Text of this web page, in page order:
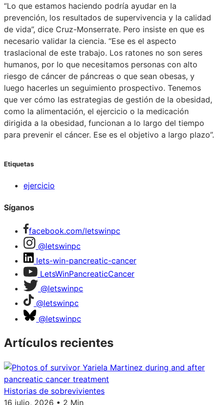
“Lo que estamos haciendo podría ayudar en la
prevención, los resultados de supervivencia y la calidad
de vida”, dice Cruz-Monserrate. Pero insiste en que es
necesario validar la ciencia. “Ese es el aspecto
traslacional de este trabajo. Los ratones no son seres
humanos, por lo que necesitamos personas con alto
riesgo de cáncer de páncreas o que sean obesas, y
luego hacerles un seguimiento prospectivo. Tenemos
que ver cómo las estrategias de gestión de la obesidad,
como la alimentación, el ejercicio o la medicación
dirigida a la obesidad, funcionan a lo largo del tiempo
para prevenir el cáncer. Ese es el objetivo a largo plazo”.
Etiquetas
ejercicio
Síganos
facebook.com/letswinpc
@letswinpc
lets-win-pancreatic-cancer
LetsWinPancreaticCancer
@letswinpc
@letswinpc
@letswinpc
Artículos recientes
Historias de sobrevivientes
16 julio, 2026 • 2 Min